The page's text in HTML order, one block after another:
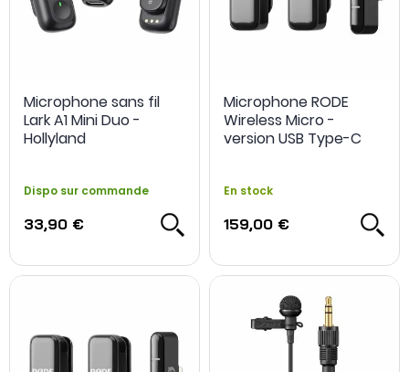
Microphone sans fil
Lark A1 Mini Duo -
Hollyland
Dispo sur commande
33,90 €
Microphone RODE
Wireless Micro -
version USB Type-C
En stock
159,00 €